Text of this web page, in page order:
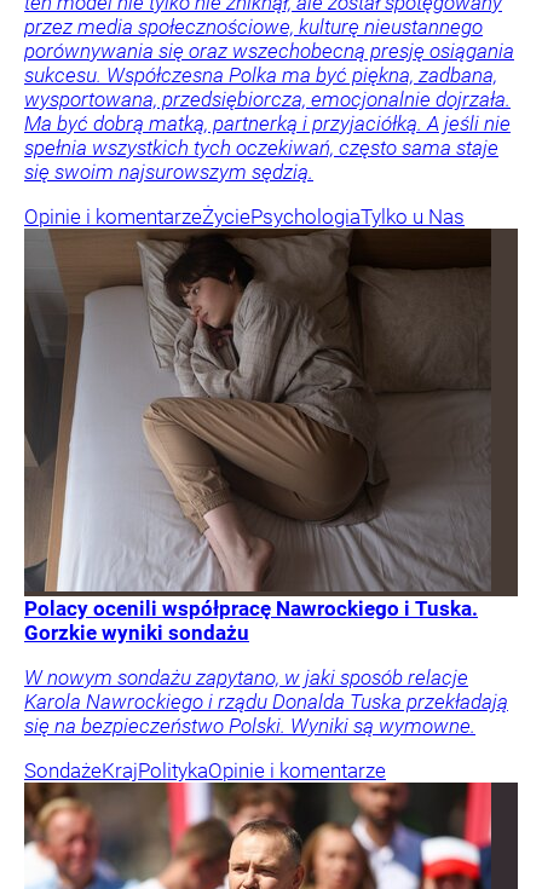
przez media społecznościowe, kulturę nieustannego
porównywania się oraz wszechobecną presję osiągania
sukcesu. Współczesna Polka ma być piękna, zadbana,
wysportowana, przedsiębiorcza, emocjonalnie dojrzała.
Ma być dobrą matką, partnerką i przyjaciółką. A jeśli nie
spełnia wszystkich tych oczekiwań, często sama staje
się swoim najsurowszym sędzią.
Opinie i komentarzeŻyciePsychologiaTylko u Nas
Polacy ocenili współpracę Nawrockiego i Tuska.
Gorzkie wyniki sondażu
W nowym sondażu zapytano, w jaki sposób relacje
Karola Nawrockiego i rządu Donalda Tuska przekładają
się na bezpieczeństwo Polski. Wyniki są wymowne.
SondażeKrajPolitykaOpinie i komentarze